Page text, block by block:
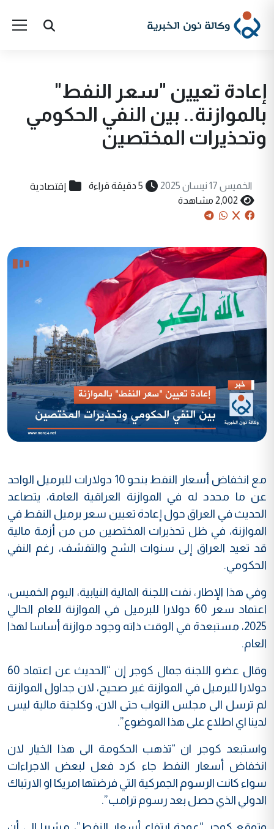
إعادة تعيين "سعر النفط"
بالموازنة.. بين النفي الحكومي
وتحذيرات المختصين
الخميس 17 نيسان 2025 5 دقيقة قراءة إقتصادية
2,002 مشاهدة
مع انخفاض أسعار النفط بنحو 10 دولارات للبرميل الواحد
عن ما محدد له في الموازنة العراقية العامة، يتصاعد
الحديث في العراق حول إعادة تعيين سعر برميل النفط في
الموازنة، في ظل تحذيرات المختصين من من أزمة مالية
قد تعيد العراق إلى سنوات الشح والتقشف، رغم النفي
الحكومي.
وفي هذا الإطار، نفت اللجنة المالية النيابية، اليوم الخميس،
اعتماد سعر 60 دولارا للبرميل في الموازنة للعام الحالي
2025، مستبعدة في الوقت ذاته وجود موازنة أساسا لهذا
العام.
وقال عضو اللجنة جمال كوجر إن “الحديث عن اعتماد 60
دولارا للبرميل في الموازنة غير صحيح، لان جداول الموازنة
لم ترسل الى مجلس النواب حتى الان، وكلجنة مالية ليس
لدينا اي اطلاع على هذا الموضوع”.
واستبعد كوجر ان “تذهب الحكومة الى هذا الخيار لان
انخفاض أسعار النفط جاء كرد فعل لبعض الاجراءات
سواء كانت الرسوم الجمركية التي فرضتها امريكا او الارتباك
الدولي الذي حصل بعد رسوم ترامب”.